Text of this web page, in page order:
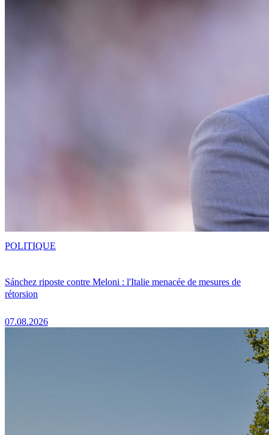
Sánchez riposte contre Meloni : l'Italie menacée de mesures de
rétorsion
07.08.2026
POLITIQUE